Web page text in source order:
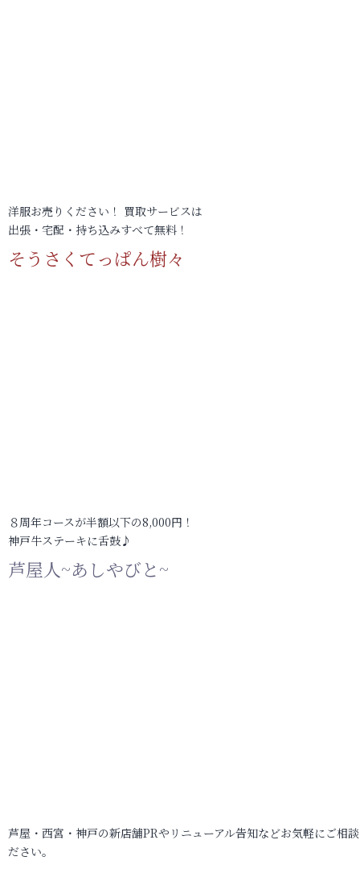
洋服お売りください！ 買取サービスは
出張・宅配・持ち込みすべて無料！
そうさくてっぱん樹々
８周年コースが半額以下の8,000円！
神戸牛ステーキに舌鼓♪
芦屋人~あしやびと~
芦屋・西宮・神戸の新店舗PRやリニューアル告知などお気軽にご相
ださい。